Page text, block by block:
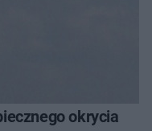
okrycia